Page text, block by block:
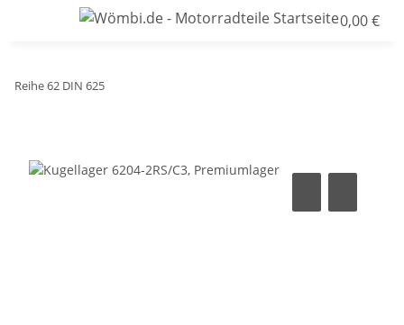
0,00 €
Reihe 62 DIN 625